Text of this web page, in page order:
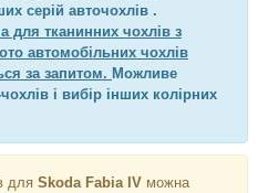
серій авточохлів .
для тканинних чохлів з
автомобільних чохлів
за запитом. Можливе
і вибір інших колірних
для Skoda Fabia IV можна